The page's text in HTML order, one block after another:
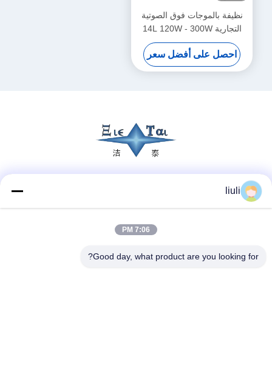
نظيفة بالموجات فوق الصوتية
التجارية 14L 120W - 300W
نظيفة بالموجات فوق الصوتية
الذكية
احصل على أفضل سعر
liuli
7:06 PM
Good day, what product are you looking for?